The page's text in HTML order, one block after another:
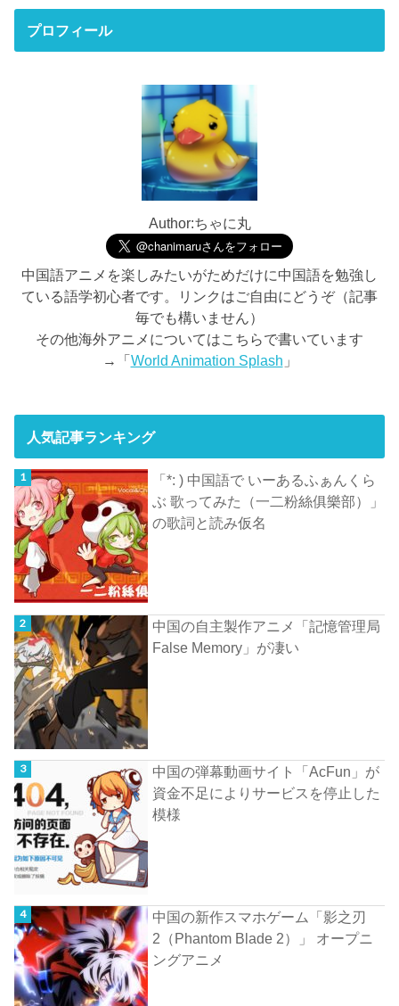
プロフィール
Author:ちゃに丸
中国語アニメを楽しみたいがためだけに中国語を勉強し
ている語学初心者です。リンクはご自由にどうぞ（記事
毎でも構いません）
その他海外アニメについてはこちらで書いています
→「World Animation Splash 」
人気記事ランキング
「*: ) 中国語で いーあるふぁんくら
ぶ 歌ってみた（一二粉絲俱樂部）」
の歌詞と読み仮名
中国の自主製作アニメ「記憶管理局
False Memory」が凄い
中国の弾幕動画サイト「AcFun」が
資金不足によりサービスを停止した
模様
中国の新作スマホゲーム「影之刃
2（Phantom Blade 2）」 オープニ
ングアニメ